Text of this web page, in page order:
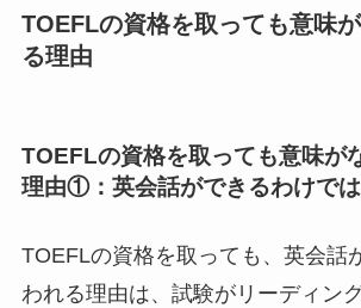
TOEFLの資格を取っても意味
る理由
TOEFLの資格を取っても意味が
理由①：英会話ができるわけで
TOEFLの資格を取っても、英会話
われる理由は、試験がリーディン